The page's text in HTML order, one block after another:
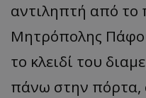
αντιληπτή από το
Μητρόπολης
το κλειδί του
πάνω στην πόρτα,